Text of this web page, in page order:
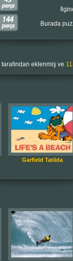
Burada
tarafından eklenmiş ve
Garfield Tatilda